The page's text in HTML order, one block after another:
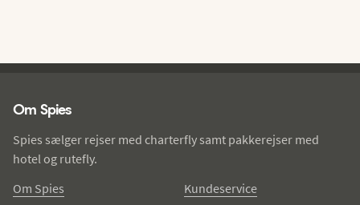
Om Spies
Spies sælger rejser med charterfly samt pakkerejser med
hotel og rutefly.
Om Spies
Kundeservice